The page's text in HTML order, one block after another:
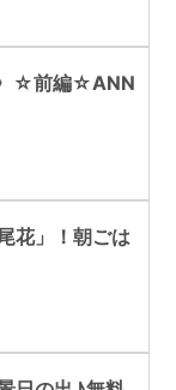
〉☆前編☆ANN
花」！朝ごは